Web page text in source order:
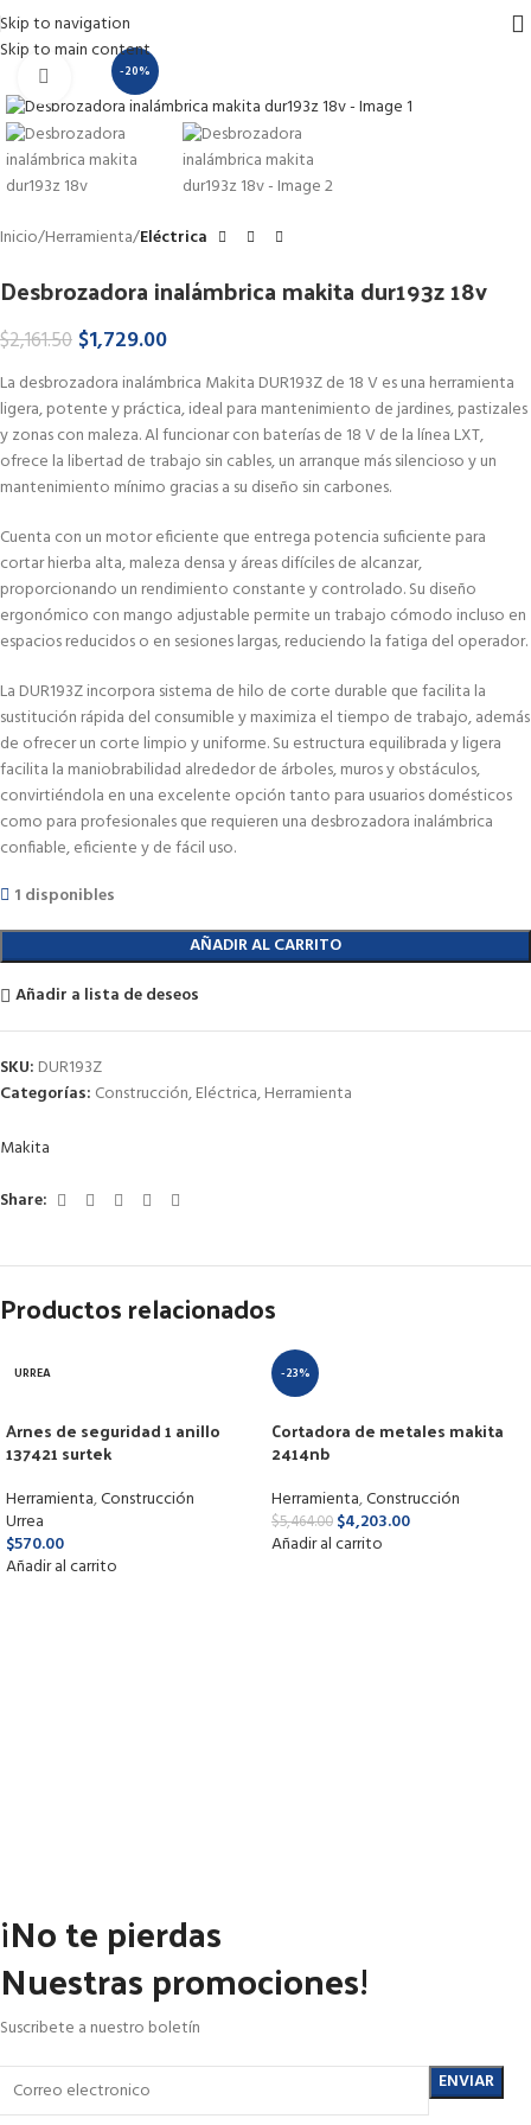
Skip to navigation
Skip to main content
-20%
Haga Click para agrandar
Inicio Herramienta Eléctrica
Desbrozadora inalámbrica makita dur193z 18v
$2,161.50 $1,729.00
La desbrozadora inalámbrica Makita DUR193Z de 18 V es una herramienta
ligera, potente y práctica, ideal para mantenimiento de jardines, pastizales
y zonas con maleza. Al funcionar con baterías de 18 V de la línea LXT,
ofrece la libertad de trabajo sin cables, un arranque más silencioso y un
mantenimiento mínimo gracias a su diseño sin carbones.
Cuenta con un motor eficiente que entrega potencia suficiente para
cortar hierba alta, maleza densa y áreas difíciles de alcanzar,
proporcionando un rendimiento constante y controlado. Su diseño
ergonómico con mango adjustable permite un trabajo cómodo incluso en
espacios reducidos o en sesiones largas, reduciendo la fatiga del operador.
La DUR193Z incorpora sistema de hilo de corte durable que facilita la
sustitución rápida del consumible y maximiza el tiempo de trabajo, además
de ofrecer un corte limpio y uniforme. Su estructura equilibrada y ligera
facilita la maniobrabilidad alrededor de árboles, muros y obstáculos,
convirtiéndola en una excelente opción tanto para usuarios domésticos
como para profesionales que requieren una desbrozadora inalámbrica
confiable, eficiente y de fácil uso.
1 disponibles
AÑADIR AL CARRITO
Añadir a lista de deseos
SKU: DUR193Z
Categorías: Construcción,Eléctrica,Herramienta
Makita
Share:
Productos relacionados
URREA
Arnes de seguridad 1 anillo
137421 surtek
Herramienta,Construcción
Urrea
$570.00
Añadir al carrito
-23%
Cortadora de metales makita
2414nb
Herramienta,Construcción
$5,464.00 $4,203.00
Añadir al carrito
¡No te pierdas
Nuestras promociones!
Suscribete a nuestro boletín